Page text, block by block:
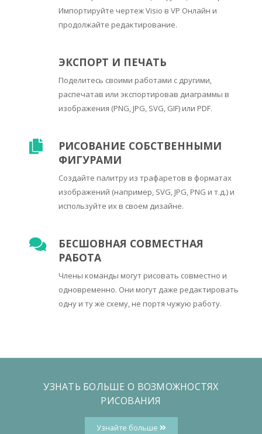
Импортируйте чертеж Visio в VP Онлайн и
продолжайте редактирование.
ЭКСПОРТ И ПЕЧАТЬ
Поделитесь своими работами с другими,
распечатав или экспортировав диаграммы в
изображения (PNG, JPG, SVG, GIF) или PDF.
РИСОВАНИЕ СОБСТВЕННЫМИ
ФИГУРАМИ
Создайте палитру из трафаретов в форматах
изображений (например, SVG, JPG, PNG и т.д.) и
используйте их в своем дизайне.
БЕСШОВНАЯ СОВМЕСТНАЯ
РАБОТА
Члены команды могут рисовать совместно и
одновременно. Они могут даже редактировать
одну и ту же схему, не портя чужую работу.
УЗНАТЬ БОЛЬШЕ О ВОЗМОЖНОСТЯХ
РИСОВАНИЯ
Узнайте больше